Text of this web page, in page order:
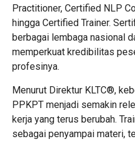
Practitioner, Certified NLP
hingga Certified Trainer.
berbagai lembaga nasional
memperkuat kredibilitas
profesinya.
Menurut Direktur KLTC®,
PPKPT menjadi semakin
kerja yang terus berubah.
sebagai penyampai materi,